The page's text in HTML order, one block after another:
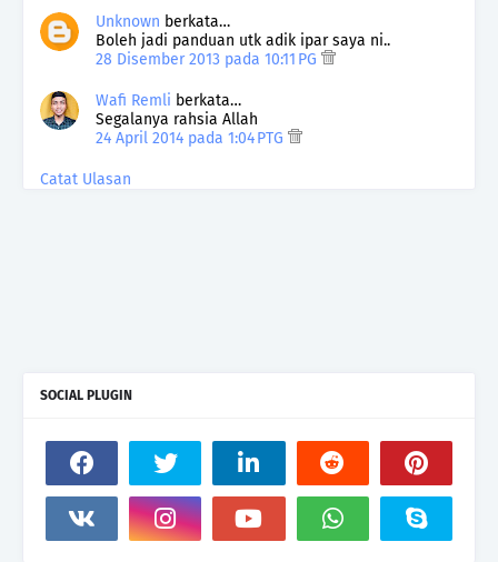
Unknown berkata…
Boleh jadi panduan utk adik ipar saya ni..
28 Disember 2013 pada 10:11 PG
Wafi Remli berkata…
Segalanya rahsia Allah
24 April 2014 pada 1:04 PTG
Catat Ulasan
SOCIAL PLUGIN